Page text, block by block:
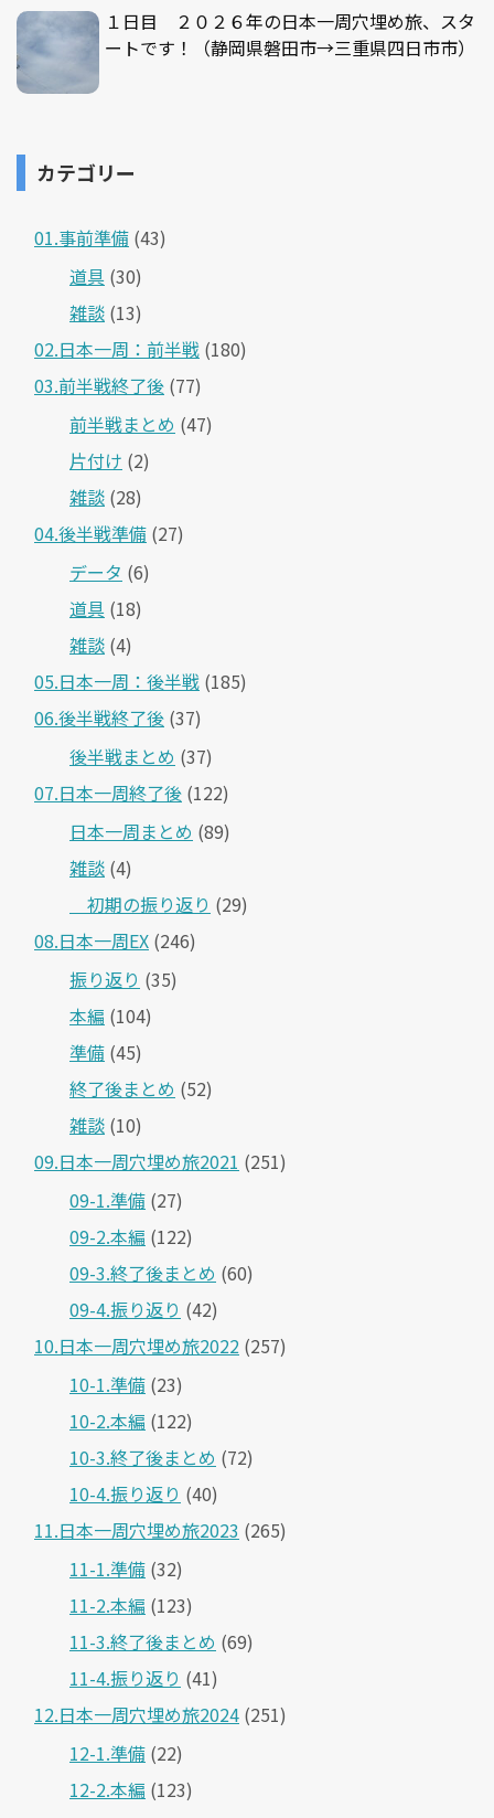
１日目 ２０２６年の日本一周穴埋め旅、スタ
ートです！（静岡県磐田市→三重県四日市市）
カテゴリー
01.事前準備 (43)
道具 (30)
雑談 (13)
02.日本一周：前半戦 (180)
03.前半戦終了後 (77)
前半戦まとめ (47)
片付け (2)
雑談 (28)
04.後半戦準備 (27)
データ (6)
道具 (18)
雑談 (4)
05.日本一周：後半戦 (185)
06.後半戦終了後 (37)
後半戦まとめ (37)
07.日本一周終了後 (122)
日本一周まとめ (89)
雑談 (4)
＿初期の振り返り (29)
08.日本一周EX (246)
振り返り (35)
本編 (104)
準備 (45)
終了後まとめ (52)
雑談 (10)
09.日本一周穴埋め旅2021 (251)
09-1.準備 (27)
09-2.本編 (122)
09-3.終了後まとめ (60)
09-4.振り返り (42)
10.日本一周穴埋め旅2022 (257)
10-1.準備 (23)
10-2.本編 (122)
10-3.終了後まとめ (72)
10-4.振り返り (40)
11.日本一周穴埋め旅2023 (265)
11-1.準備 (32)
11-2.本編 (123)
11-3.終了後まとめ (69)
11-4.振り返り (41)
12.日本一周穴埋め旅2024 (251)
12-1.準備 (22)
12-2.本編 (123)